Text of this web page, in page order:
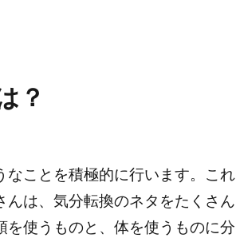
？
ことを積極的に行います。これ
は、気分転換のネタをたくさん
使うものと、体を使うものに分